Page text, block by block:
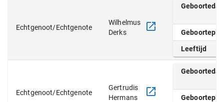
Echtgenoot/Echtgenote
Wilhelmus
Derks
Leeftijd
Echtgenoot/Echtgenote
Gertrudis
Hermans